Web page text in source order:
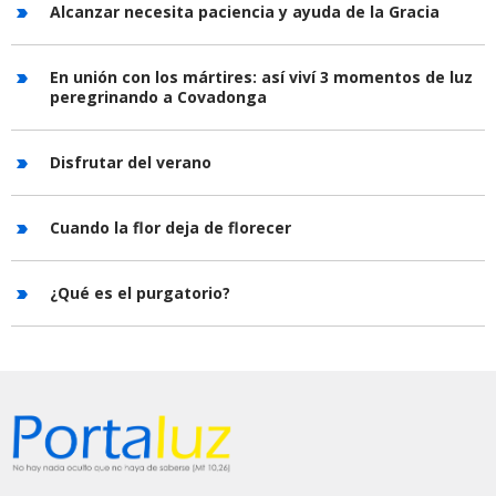
Alcanzar necesita paciencia y ayuda de la Gracia
En unión con los mártires: así viví 3 momentos de luz
peregrinando a Covadonga
Disfrutar del verano
Cuando la flor deja de florecer
¿Qué es el purgatorio?